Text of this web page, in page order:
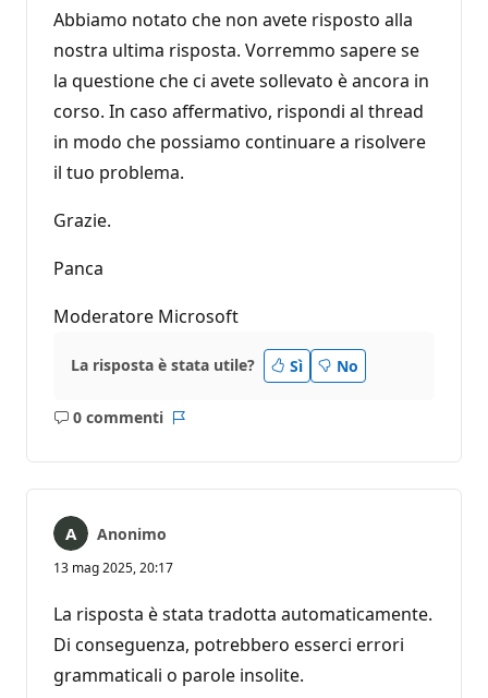
Abbiamo notato che non avete risposto alla
nostra ultima risposta. Vorremmo sapere se
la questione che ci avete sollevato è ancora in
corso. In caso affermativo, rispondi al thread
in modo che possiamo continuare a risolvere
il tuo problema.
Grazie.
Panca
Moderatore Microsoft
La risposta è stata utile? Sì No
0 commenti
Nessun
Anonimo
13 mag 2025, 20:17
La risposta è stata tradotta automaticamente.
Di conseguenza, potrebbero esserci errori
grammaticali o parole insolite.